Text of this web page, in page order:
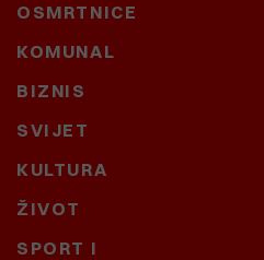
OSMRTNICE
KOMUNAL
BIZNIS
SVIJET
KULTURA
ŽIVOT
SPORT I